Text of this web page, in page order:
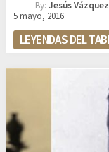
By: Jesús Vázquez
5 mayo, 2016
LEYENDAS DEL